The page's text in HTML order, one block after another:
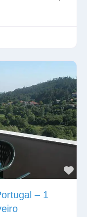
– 1